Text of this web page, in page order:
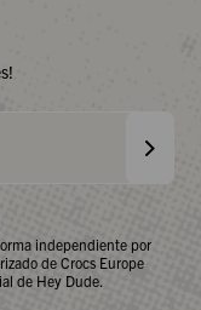
independiente por
de Crocs Europe
de Hey Dude.